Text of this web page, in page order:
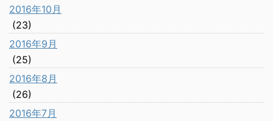
2016年10月
(23)
2016年9月
(25)
2016年8月
(26)
2016年7月